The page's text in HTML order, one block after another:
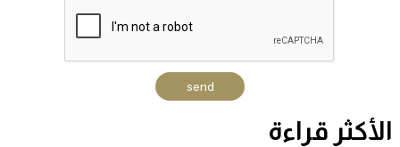
الأكثر قراءة